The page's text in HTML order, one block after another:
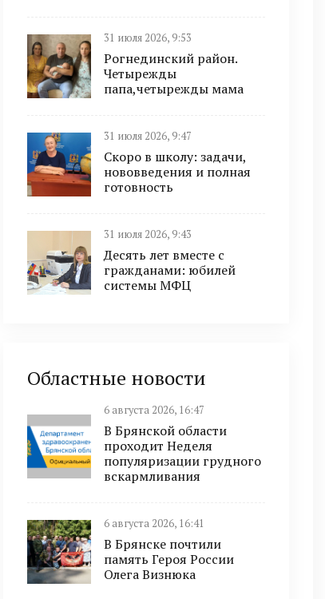
31 июля 2026, 9:53
Рогнединский район.
Четырежды
папа,четырежды мама
31 июля 2026, 9:47
Скоро в школу: задачи,
нововведения и полная
готовность
31 июля 2026, 9:43
Десять лет вместе с
гражданами: юбилей
системы МФЦ
Областные новости
6 августа 2026, 16:47
В Брянской области
проходит Неделя
популяризации грудного
вскармливания
6 августа 2026, 16:41
В Брянске почтили
память Героя России
Олега Визнюка